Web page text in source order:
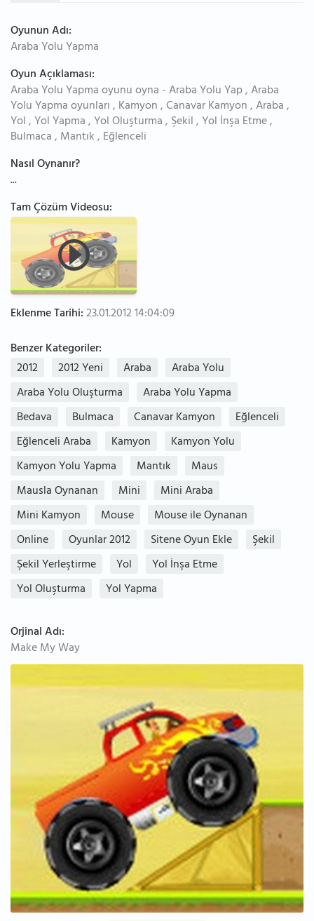
Oyunun Adı:
Araba Yolu Yapma
Oyun Açıklaması:
Araba Yolu Yapma oyunu oyna - Araba Yolu Yap , Araba
Yolu Yapma oyunları , Kamyon , Canavar Kamyon , Araba ,
Yol , Yol Yapma , Yol Oluşturma , Şekil , Yol İnşa Etme ,
Bulmaca , Mantık , Eğlenceli
Nasıl Oynanır?
...
Tam Çözüm Videosu:
Eklenme Tarihi:23.01.2012 14:04:09
Benzer Kategoriler:
2012
2012 Yeni Araba
Araba Yolu
Araba Yolu Oluşturma
Araba Yolu Yapma
Bedava
Bulmaca Canavar Kamyon
Eğlenceli
Eğlenceli Araba
Kamyon
Kamyon Yolu
Kamyon Yolu Yapma
Mantık
Maus
Mausla Oynanan
Mini
Mini Araba
Mini Kamyon
Mouse
Mouse ile Oynanan
Online
Oyunlar 2012 Sitene Oyun Ekle
Şekil
Şekil Yerleştirme
Yol
Yol İnşa Etme
Yol Oluşturma
Yol Yapma
Orjinal Adı:
Make My Way